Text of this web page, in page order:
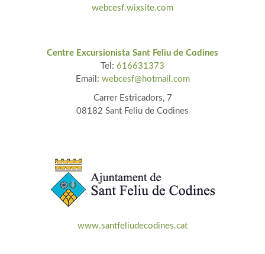
webcesf.wixsite.com
Centre Excursionista Sant Feliu de Codines
Tel: 616631373
Email: webcesf@hotmail.com​
Carrer Estricadors, 7
08182 Sant Feliu de Codines
www.santfeliudecodines.cat